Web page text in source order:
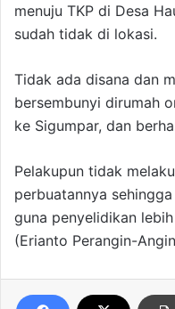
menuju TKP di Desa
sudah tidak di lokasi.
Tidak ada disana dan
bersembunyi dirumah
ke Sigumpar, dan
Pelakupun tidak
perbuatannya
guna penyelidikan
(Erianto Perangin-Angin